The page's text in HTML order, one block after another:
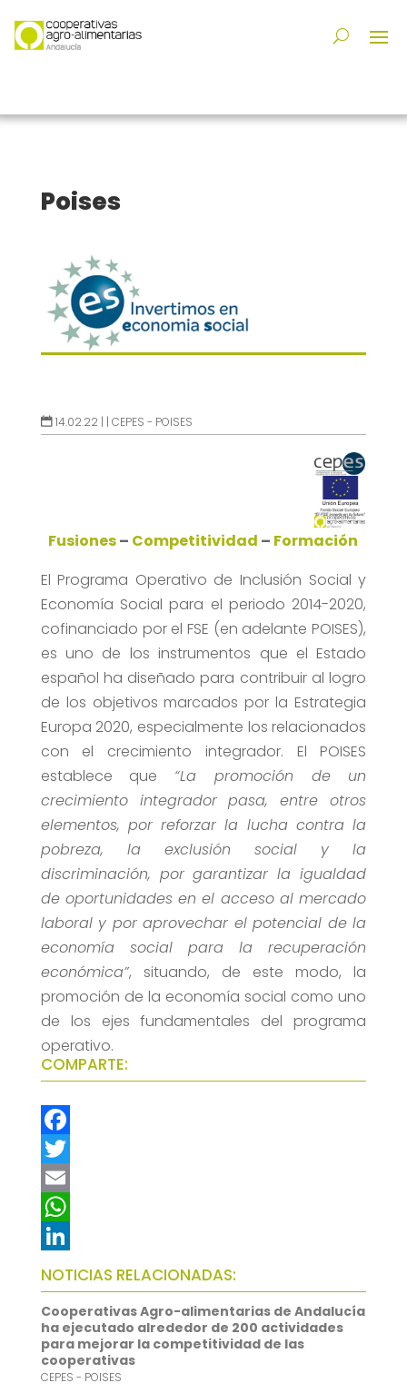
Poises
14.02.22 | | CEPES - POISES
Fusiones– Competitividad – Formación
El Programa Operativo de Inclusión Social y
Economía Social para el periodo 2014-2020,
cofinanciado por el FSE (en adelante POISES),
es uno de los instrumentos que el Estado
español ha diseñado para contribuir al logro
de los objetivos marcados por la Estrategia
Europa 2020, especialmente los relacionados
con el crecimiento integrador. El POISES
establece que “La promoción de un
crecimiento integrador pasa, entre otros
elementos, por reforzar la lucha contra la
pobreza, la exclusión social y la
discriminación, por garantizar la igualdad
de oportunidades en el acceso al mercado
laboral y por aprovechar el potencial de la
economía social para la recuperación
económica”, situando, de este modo, la
promoción de la economía social como uno
de los ejes fundamentales del programa
operativo.
COMPARTE:
F
a
c
e
b
o
o
k
T
w
t
t
e
r
E
m
a
i
l
W
h
a
t
s
A
L
i
n
k
e
NOTICIAS RELACIONADAS:
Cooperativas Agro-alimentarias de Andalucía
ha ejecutado alrededor de 200 actividades
para mejorar la competitividad de las
cooperativas
CEPES - POISES